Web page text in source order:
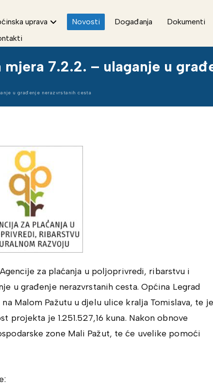
uprava Novosti Događanja Dokumenti
7.2.2. – ulaganje u
u građenje nerazvrstanih cesta
za plaćanja u poljoprivredi, ribarstvu i
u građenje nerazvrstanih cesta. Općina Legrad
Malom Pažutu u djelu ulice kralja Tomislava, te je
projekta je 1.251.527,16 kuna. Nakon obnove
zone Mali Pažut, te će uvelike pomoći